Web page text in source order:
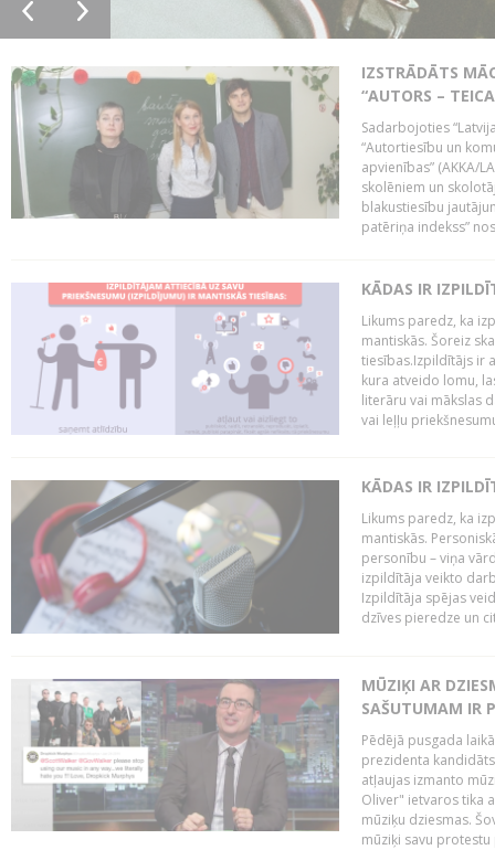
IZSTRĀDĀTS
“AUTORS –
Sadarbojoties
“Autortiesību un
apvienības” (AKKA/
skolēniem un
blakustiesību
patēriņa indekss”
KĀDAS IR
Likums paredz, ka
mantiskās. Šoreiz
tiesības.Izpildītājs ir
kura atveido lomu,
literāru vai mākslas
vai leļļu
KĀDAS IR
Likums paredz, ka
mantiskās.
personību – viņa
izpildītāja veikto
Izpildītāja spējas
dzīves pieredze un
MŪZIĶI AR
SAŠUTUMAM IR
Pēdējā pusgada
prezidenta
atļaujas izmanto
Oliver" ietvaros tika
mūziķu dziesmas.
mūziķi savu